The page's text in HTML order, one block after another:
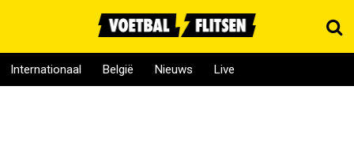
Internationaal België Nieuws Live